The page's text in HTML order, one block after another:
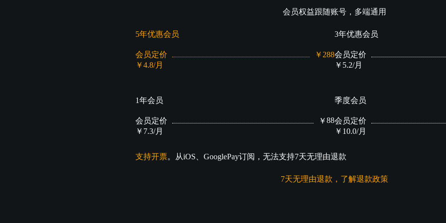
会员权益跟随账号，多端通用
5年优惠会员
会员定价
￥288
￥4.8/月
1年会员
会员定价 ￥88
￥7.3/月
3年优惠会员
会员定价
￥5.2/月
季度会员
会员定价
￥10.0/月
支持开票。从iOS、GooglePay订阅，无法支持7天无理由退款
7天无理由退款，了解退款政策